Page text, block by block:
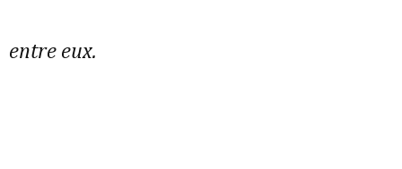
entre eux.